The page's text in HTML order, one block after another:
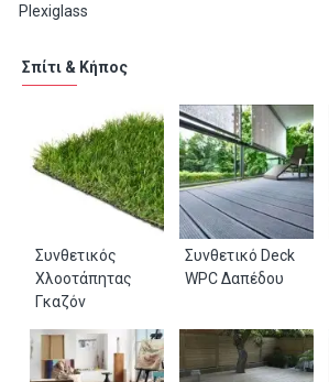
Plexiglass
Σπίτι & Κήπος
Συνθετικός
Χλοοτάπητας
Γκαζόν
Συνθετικό Deck
WPC Δαπέδου